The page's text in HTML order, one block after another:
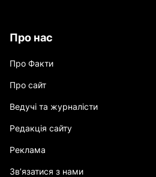
Про нас
Про Факти
Про сайт
Ведучі та журналісти
Редакція сайту
Реклама
Зв’язатися з нами